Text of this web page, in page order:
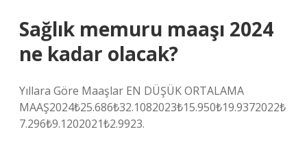
Sağlık memuru maaşı 2024
ne kadar olacak?
Yıllara Göre Maaşlar EN DÜŞÜK ORTALAMA
MAAŞ2024₺25.686₺32.1082023₺15.950₺19.9372022₺
7.296₺9.1202021₺2.9923.